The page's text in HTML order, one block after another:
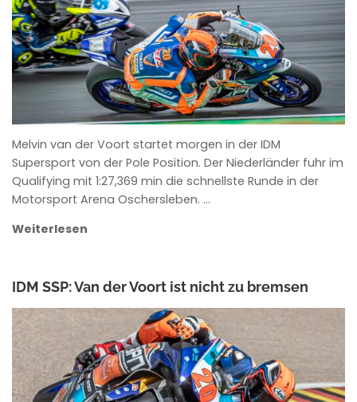
Melvin van der Voort startet morgen in der IDM
Supersport von der Pole Position. Der Niederländer fuhr im
Qualifying mit 1:27,369 min die schnellste Runde in der
Motorsport Arena Oschersleben. …
Weiterlesen
IDM SSP: Van der Voort ist nicht zu bremsen
ANKE WIECZOREK